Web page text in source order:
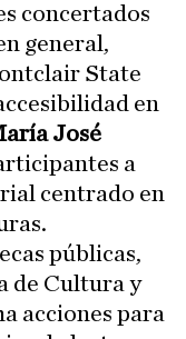
concertados
general,
State
en
José
a
centrado en
públicas,
de Cultura y
acciones para